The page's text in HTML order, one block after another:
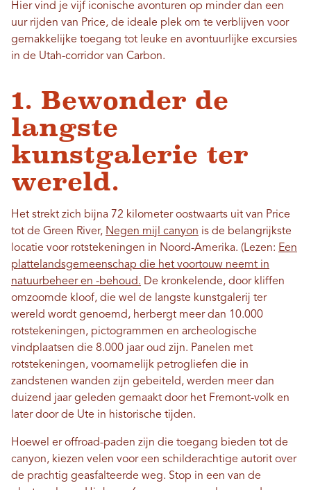
Hier vind je vijf iconische avonturen op minder dan een
uur rijden van Price, de ideale plek om te verblijven voor
gemakkelijke toegang tot leuke en avontuurlijke excursies
in de Utah-corridor van Carbon.
1. Bewonder de
langste
kunstgalerie ter
wereld.
Het strekt zich bijna 72 kilometer oostwaarts uit van Price
tot de Green River, Negen mijl canyon is de belangrijkste
locatie voor rotstekeningen in Noord-Amerika. (Lezen: Een
plattelandsgemeenschap die het voortouw neemt in
natuurbeheer en -behoud. De kronkelende, door kliffen
omzoomde kloof, die wel de langste kunstgalerij ter
wereld wordt genoemd, herbergt meer dan 10.000
rotstekeningen, pictogrammen en archeologische
vindplaatsen die 8.000 jaar oud zijn. Panelen met
rotstekeningen, voornamelijk petrogliefen die in
zandstenen wanden zijn gebeiteld, werden meer dan
duizend jaar geleden gemaakt door het Fremont-volk en
later door de Ute in historische tijden.
Hoewel er offroad-paden zijn die toegang bieden tot de
canyon, kiezen velen voor een schilderachtige autorit over
de prachtig geasfalteerde weg. Stop in een van de